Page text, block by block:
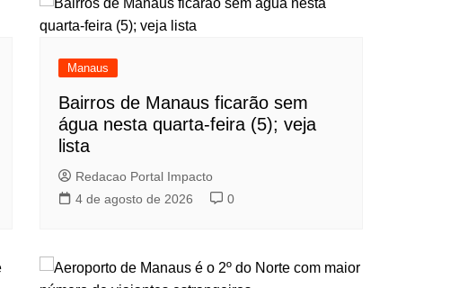
Manaus
Bairros de Manaus ficarão sem
água nesta quarta-feira (5); veja
lista
Redacao Portal Impacto
4 de agosto de 2026
0